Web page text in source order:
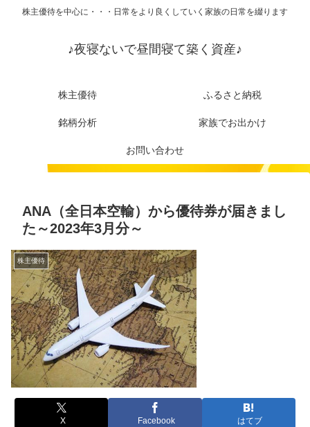
株主優待を中心に・・・日常をより良くしていく家族の日常を綴ります
♪夜寝ないで昼間寝て築く資産♪
株主優待 ふるさと納税
銘柄分析 家族でお出かけ
お問い合わせ
ANA（全日本空輸）から優待券が届きまし
た～2023年3月分～
株主優待
X Facebook はてブ